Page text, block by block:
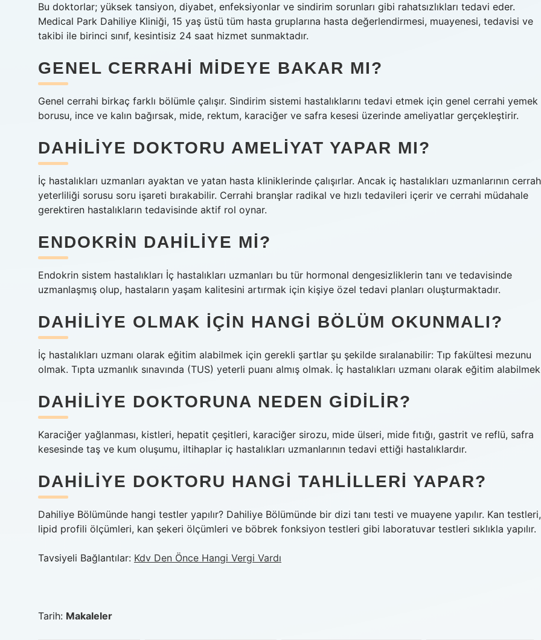
Bu doktorlar; yüksek tansiyon, diyabet, enfeksiyonlar ve sindirim sorunları gibi rahatsızlıkları tedavi eder.
Medical Park Dahiliye Kliniği, 15 yaş üstü tüm hasta gruplarına hasta değerlendirmesi, muayenesi, tedavisi ve
takibi ile birinci sınıf, kesintisiz 24 saat hizmet sunmaktadır.
GENEL CERRAHI MIDEYE BAKAR MI?
Genel cerrahi birkaç farklı bölümle çalışır. Sindirim sistemi hastalıklarını tedavi etmek için genel cerrahi yemek
borusu, ince ve kalın bağırsak, mide, rektum, karaciğer ve safra kesesi üzerinde ameliyatlar gerçekleştirir.
DAHILIYE DOKTORU AMELIYAT YAPAR MI?
İç hastalıkları uzmanları ayaktan ve yatan hasta kliniklerinde çalışırlar. Ancak iç hastalıkları uzmanlarının
yeterliliği sorusu soru işareti bırakabilir. Cerrahi branşlar radikal ve hızlı tedavileri içerir ve cerrahi müdahale
gerektiren hastalıkların tedavisinde aktif rol oynar.
ENDOKRIN DAHILIYE MI?
Endokrin sistem hastalıkları İç hastalıkları uzmanları bu tür hormonal dengesizliklerin tanı ve tedavisinde
uzmanlaşmış olup, hastaların yaşam kalitesini artırmak için kişiye özel tedavi planları oluşturmaktadır.
DAHILIYE OLMAK IÇIN HANGI BÖLÜM OKUNMALI?
İç hastalıkları uzmanı olarak eğitim alabilmek için gerekli şartlar şu şekilde sıralanabilir: Tıp fakültesi mezunu
olmak. Tıpta uzmanlık sınavında (TUS) yeterli puanı almış olmak. İç hastalıkları uzmanı olarak eğitim
DAHILIYE DOKTORUNA NEDEN GIDILIR?
Karaciğer yağlanması, kistleri, hepatit çeşitleri, karaciğer sirozu, mide ülseri, mide fıtığı, gastrit ve reflü, safra
kesesinde taş ve kum oluşumu, iltihaplar iç hastalıkları uzmanlarının tedavi ettiği hastalıklardır.
DAHILIYE DOKTORU HANGI TAHLILLERI YAPAR?
Dahiliye Bölümünde hangi testler yapılır? Dahiliye Bölümünde bir dizi tanı testi ve muayene yapılır. Kan testleri,
lipid profili ölçümleri, kan şekeri ölçümleri ve böbrek fonksiyon testleri gibi laboratuvar testleri sıklıkla yapılır.
Tavsiyeli Bağlantılar: Kdv Den Önce Hangi Vergi Vardı
Tarih: Makaleler